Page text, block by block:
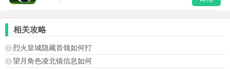
相关攻略
烈火皇城隐藏首领如何打
望月角色凌北镜信息如何